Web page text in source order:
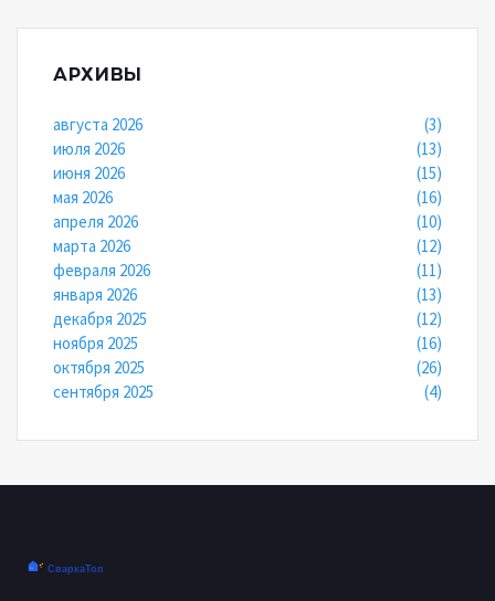
АРХИВЫ
августа 2026
(3)
июля 2026
(13)
июня 2026
(15)
мая 2026
(16)
апреля 2026
(10)
марта 2026
(12)
февраля 2026
(11)
января 2026
(13)
декабря 2025
(12)
ноября 2025
(16)
октября 2025
(26)
сентября 2025
(4)